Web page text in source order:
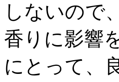
しないので
香りに影響
にとって、